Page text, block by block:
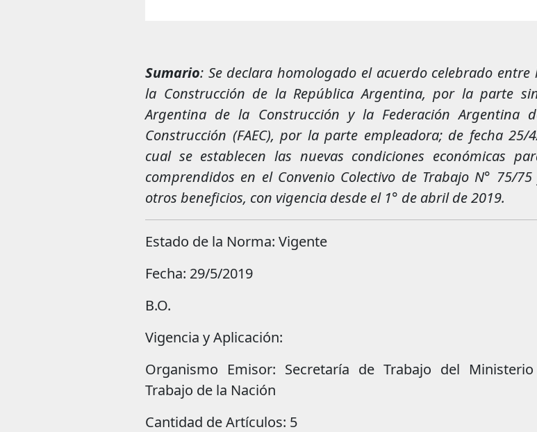
Sumario: Se declara homologado el acuerdo celebrado
la Construcción de la República Argentina, por la parte
Argentina de la Construcción y la Federación Argentina
Construcción (FAEC), por la parte empleadora; de fecha 25/
cual se establecen las nuevas condiciones económicas
comprendidos en el Convenio Colectivo de Trabajo N° 75/
otros beneficios, con vigencia desde el 1° de abril de 2019.
Estado de la Norma: Vigente
Fecha: 29/5/2019
B.O.
Vigencia y Aplicación:
Organismo Emisor: Secretaría de Trabajo del
Trabajo de la Nación
Cantidad de Artículos: 5